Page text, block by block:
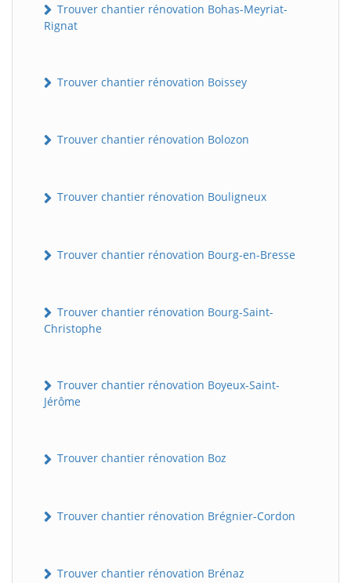
Trouver chantier rénovation Bohas-Meyriat-
Rignat
Trouver chantier rénovation Boissey
Trouver chantier rénovation Bolozon
Trouver chantier rénovation Bouligneux
Trouver chantier rénovation Bourg-en-Bresse
Trouver chantier rénovation Bourg-Saint-
Christophe
Trouver chantier rénovation Boyeux-Saint-
Jérôme
Trouver chantier rénovation Boz
Trouver chantier rénovation Brégnier-Cordon
Trouver chantier rénovation Brénaz